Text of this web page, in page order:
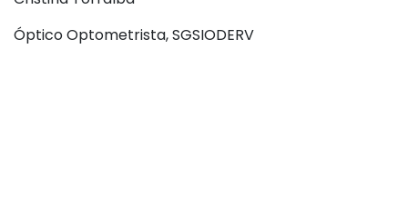
Óptico Optometrista, SGSIODERV